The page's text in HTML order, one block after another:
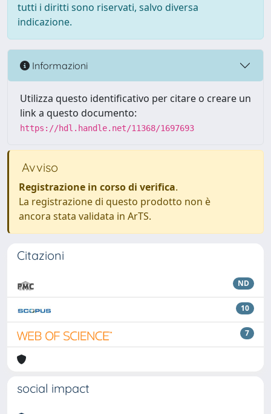
tutti i diritti sono riservati, salvo diversa
indicazione.
Informazioni
Utilizza questo identificativo per citare o creare un
link a questo documento:
https://hdl.handle.net/11368/1697693
Avviso
Registrazione in corso di verifica.
La registrazione di questo prodotto non è
ancora stata validata in ArTS.
Citazioni
ND
10
7
social impact